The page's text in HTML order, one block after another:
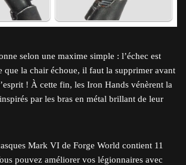
selon une maxime simple : l’échec est
que la chair échoue, il faut la supprimer avant
! À cette fin, les Iron Hands vénèrent la
par les bras en métal brillant de leur
Mark VI de Forge World contient 11
pouvez améliorer vos légionnaires avec